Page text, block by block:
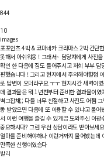
844
10
images
포포인츠 4박 & 코마네카 크라마스 2박간단
못해서 아쉬워용 ! 그래서~ 담당자에게 사진
확인 한 다음에 짐도 들어주시고 저희 부부
편했습니다 ! 그리고 현지에서 주의해야할점
로 답변이 오더라구요 ㅜㅜ 현지시간 새벽이
데 결과물은 뭐 1년전부터 준비한 결과물이
벽그잡채;; 다들 너무 친절하고 사진도 어쩜
동 받았으면 다음에 또 이용할 수 있냐고 물
서 이런 여행을 즐길 수 있게끔 도와주신 이
중요하시다? 그럼 우선 상담이라도 받아보세
얼마를 준비해야하나 이런거까지 물어봤는
만족한 신행이였슴다
발리